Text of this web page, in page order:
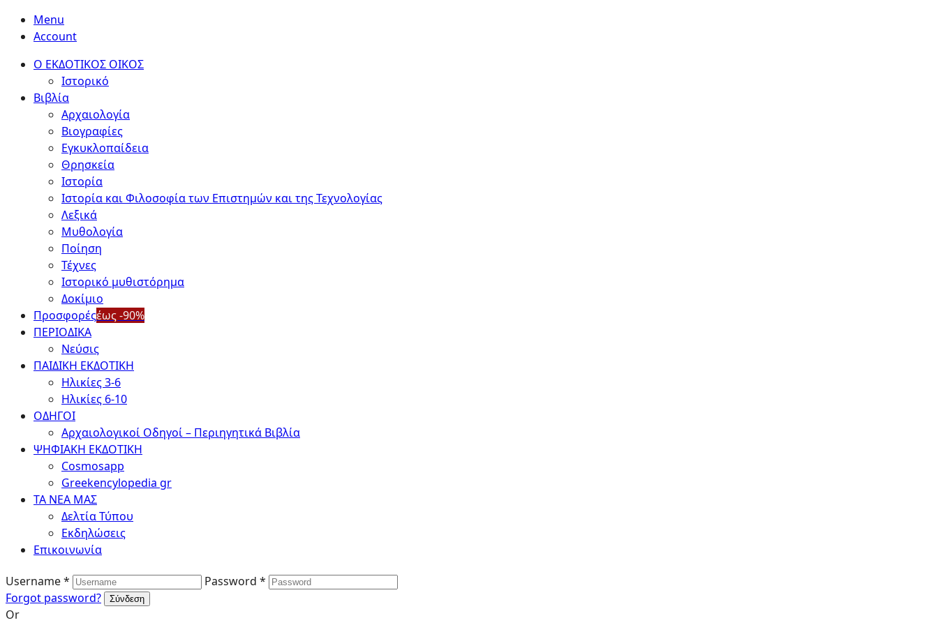
Menu
Account
Ο ΕΚΔΟΤΙΚΟΣ ΟΙΚΟΣ
Ιστορικό
Βιβλία
Αρχαιολογία
Βιογραφίες
Εγκυκλοπαίδεια
Θρησκεία
Ιστορία
Ιστορία και Φιλοσοφία των Επιστημών και της Τεχνολογίας
Λεξικά
Μυθολογία
Ποίηση
Τέχνες
Ιστορικό μυθιστόρημα
Δοκίμιο
Προσφορέςέως -90%
ΠΕΡΙΟΔΙΚΑ
Νεύσις
ΠΑΙΔΙΚΗ ΕΚΔΟΤΙΚΗ
Ηλικίες 3-6
Ηλικίες 6-10
ΟΔΗΓΟΙ
Αρχαιολογικοί Οδηγοί – Περιηγητικά Βιβλία
ΨΗΦΙΑΚΗ ΕΚΔΟΤΙΚΗ
Cosmosapp
Greekencylopedia gr
ΤΑ ΝΕΑ ΜΑΣ
Δελτία Τύπου
Εκδηλώσεις
Επικοινωνία
Username *
Password *
Forgot password?
Or